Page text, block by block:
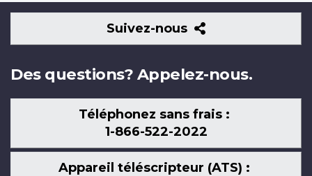
Suivez-nous
Suivez-
nous
Des questions? Appelez-nous.
Téléphonez sans frais :
1-866-522-2022
Appareil téléscripteur (ATS) :